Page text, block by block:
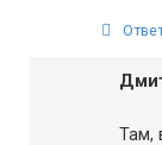
Там,